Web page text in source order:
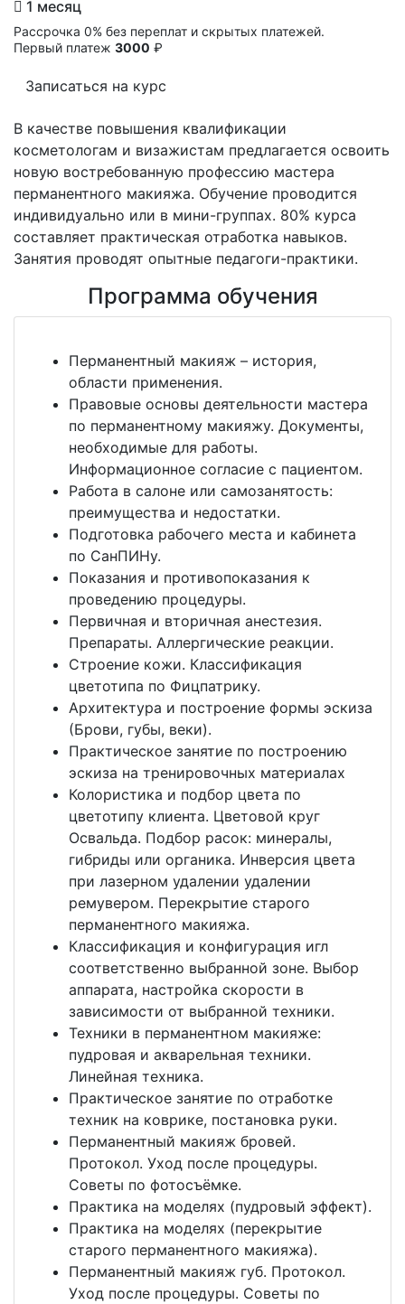
1 месяц
Рассрочка 0% без переплат и скрытых платежей.
Первый платеж 3000 ₽
Записаться на курс
В качестве повышения квалификации
косметологам и визажистам предлагается освоить
новую востребованную профессию мастера
перманентного макияжа. Обучение проводится
индивидуально или в мини-группах. 80% курса
составляет практическая отработка навыков.
Занятия проводят опытные педагоги-практики.
Программа обучения
Перманентный макияж – история,
области применения.
Правовые основы деятельности мастера
по перманентному макияжу. Документы,
необходимые для работы.
Информационное согласие с пациентом.
Работа в салоне или самозанятость:
преимущества и недостатки.
Подготовка рабочего места и кабинета
по СанПИНу.
Показания и противопоказания к
проведению процедуры.
Первичная и вторичная анестезия.
Препараты. Аллергические реакции.
Строение кожи. Классификация
цветотипа по Фицпатрику.
Архитектура и построение формы эскиза
(Брови, губы, веки).
Практическое занятие по построению
эскиза на тренировочных материалах
Колористика и подбор цвета по
цветотипу клиента. Цветовой круг
Освальда. Подбор расок: минералы,
гибриды или органика. Инверсия цвета
при лазерном удалении удалении
ремувером. Перекрытие старого
перманентного макияжа.
Классификация и конфигурация игл
соответственно выбранной зоне. Выбор
аппарата, настройка скорости в
зависимости от выбранной техники.
Техники в перманентном макияже:
пудровая и акварельная техники.
Линейная техника.
Практическое занятие по отработке
техник на коврике, постановка руки.
Перманентный макияж бровей.
Протокол. Уход после процедуры.
Советы по фотосъёмке.
Практика на моделях (пудровый эффект).
Практика на моделях (перекрытие
старого перманентного макияжа).
Перманентный макияж губ. Протокол.
Уход после процедуры. Советы по